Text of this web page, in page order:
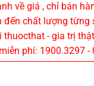
về giá , chỉ bán
đến chất lượng từng
thuocthat - gia trị thật
phí: 1900.3297 -